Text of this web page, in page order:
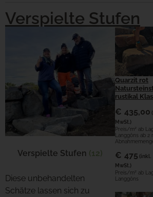
Verspielte Stufen
Verspielte Stufen (12)
Diese unbehandelten
Schätze lassen sich zu
Quarzit rot
rustikal
€ 435,00
MwSt.)
Preis/m² ab
Langgöns ab 2
€ 475 (inkl.
MwSt.)
Preis/m² ab
Langgöns